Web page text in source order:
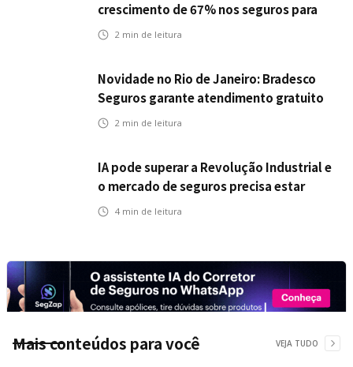
crescimento de 67% nos seguros para
veículos elétricos da Bradesco Seguros
2 min de leitura
Novidade no Rio de Janeiro: Bradesco
Seguros garante atendimento gratuito
na Ponte Rio-Niterói
2 min de leitura
IA pode superar a Revolução Industrial e
o mercado de seguros precisa estar
preparado
4 min de leitura
Mais conteúdos para você VEJA TUDO